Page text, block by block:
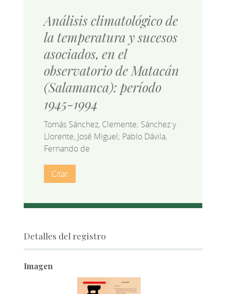
Análisis climatológico de
la temperatura y sucesos
asociados, en el
observatorio de Matacán
(Salamanca): período
1945-1994
Tomás Sánchez, Clemente; Sánchez y
Llorente, José Miguel; Pablo Dávila,
Fernando de
Citar
Detalles del registro
Imagen